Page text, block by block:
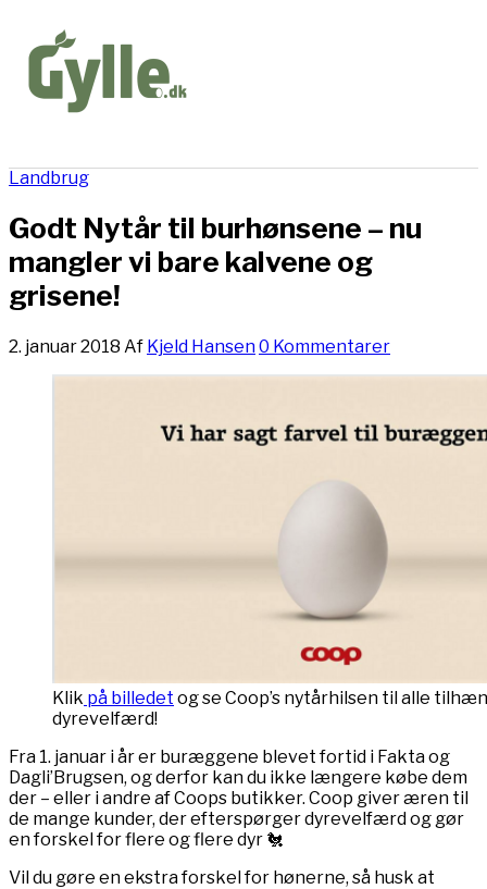
Landbrug
Godt Nytår til burhønsene – nu
mangler vi bare kalvene og
grisene!
2. januar 2018 Af Kjeld Hansen0 Kommentarer
Klik på billedet og se Coop’s nytårhilsen til alle
dyrevelfærd!
Fra 1. januar i år er buræggene blevet fortid i Fakta og
Dagli’Brugsen, og derfor kan du ikke længere købe dem
der – eller i andre af Coops butikker. Coop giver æren til
de mange kunder, der efterspørger dyrevelfærd og gør
en forskel for flere og flere dyr 🐔
Vil du gøre en ekstra forskel for hønerne, så husk at